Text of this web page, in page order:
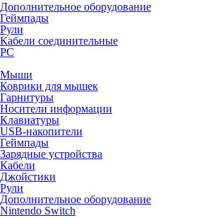
Дополнительное оборудование
Геймпады
Рули
Кабели соединительные
PC
Мыши
Коврики для мышек
Гарнитуры
Носители информации
Клавиатуры
USB-накопители
Геймпады
Зарядные устройства
Кабели
Джойстики
Рули
Дополнительное оборудование
Nintendo Switch